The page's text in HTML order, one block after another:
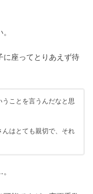
に座ってとりあえず待
ことを言うんだなと思
はとても親切で、それ